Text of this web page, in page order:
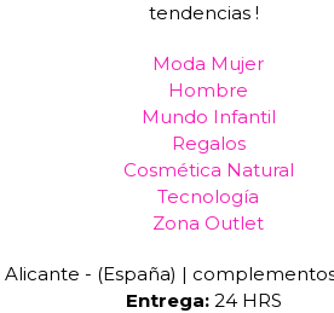
tendencias !
Moda Mujer
Hombre
Mundo Infantil
Regalos
Cosmética Natural
Tecnología
Zona Outlet
Alicante - (España) |
Entrega:24 HRS